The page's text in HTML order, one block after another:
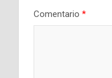
Comentario *